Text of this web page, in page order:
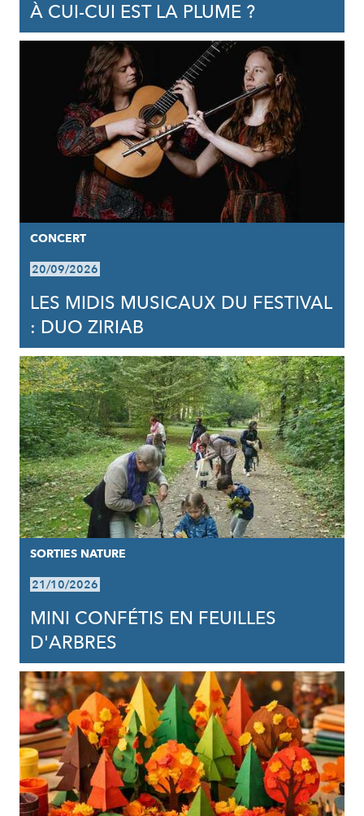
À CUI-CUI EST LA PLUME ?
CONCERT
20/09/2026
LES MIDIS MUSICAUX DU FESTIVAL
: DUO ZIRIAB
SORTIES NATURE
21/10/2026
MINI CONFÉTIS EN FEUILLES
D'ARBRES